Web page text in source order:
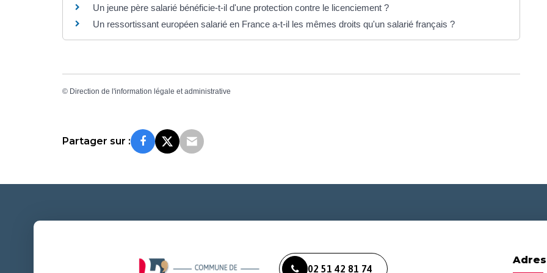
Un jeune père salarié bénéficie-t-il d'une protection contre le licenciement ?
Un ressortissant européen salarié en France a-t-il les mêmes droits qu'un salarié français ?
© Direction de l'information légale et administrative
Partager sur :
02 51 42 81 74